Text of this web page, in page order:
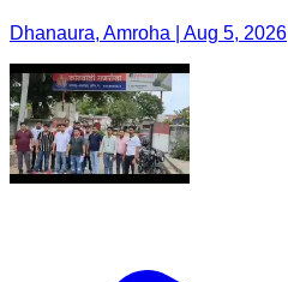
Dhanaura, Amroha | Aug 5, 2026